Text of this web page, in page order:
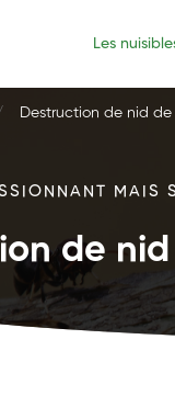
Les
Destruction de nid
MAIS
de